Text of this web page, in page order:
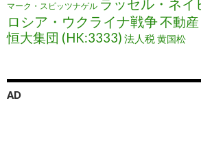
マーク・スピッツナゲル ラッセル・ネイ
ロシア・ウクライナ戦争不動産
恒大集団 (HK:3333) 法人税黄国松
AD